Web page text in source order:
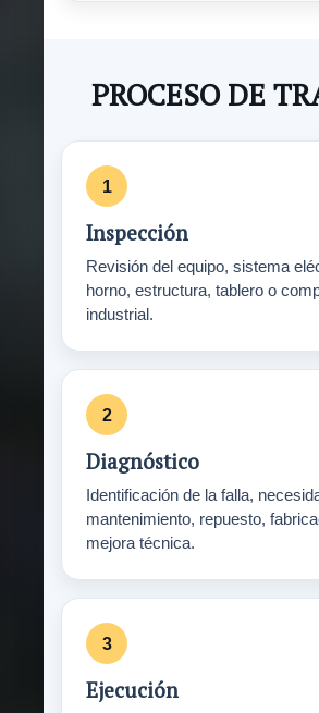
PROCESO DE
Inspección
Revisión del equipo, sistema
horno, estructura, tablero o
industrial.
Diagnóstico
Identificación de la falla,
mantenimiento, repuesto,
mejora técnica.
Ejecución